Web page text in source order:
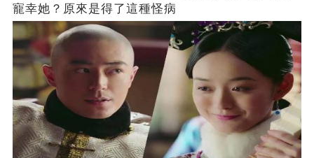
寵幸她？原來是得了這種怪病